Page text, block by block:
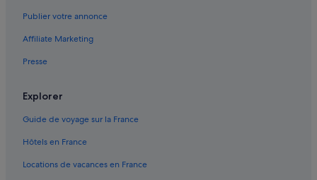
Chevilly-Larue : hôtels Hôtels acceptant les animaux de compagnie
Chevilly-Larue : hôtels Hôtels avec parking
Publier votre annonce
Affiliate Marketing
Presse
Explorer
Guide de voyage sur la France
Hôtels en France
Locations de vacances en France